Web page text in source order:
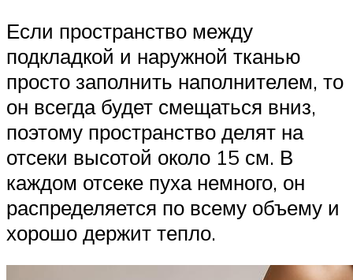
Если пространство между
подкладкой и наружной тканью
просто заполнить наполнителем, то
он всегда будет смещаться вниз,
поэтому пространство делят на
отсеки высотой около 15 см. В
каждом отсеке пуха немного, он
распределяется по всему объему и
хорошо держит тепло.